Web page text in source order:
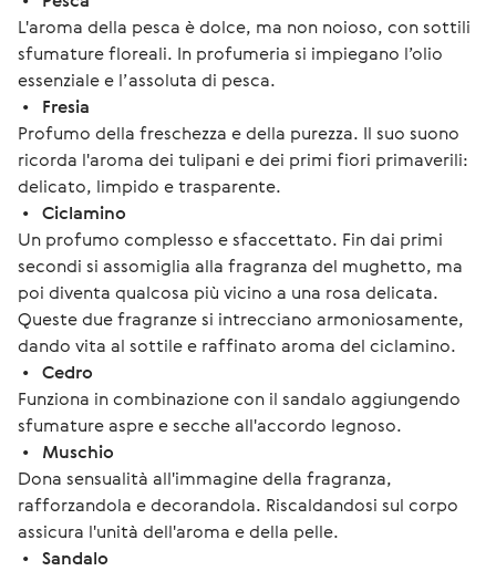
L'aroma della pesca è dolce, ma non noioso, con sottili
sfumature floreali. In profumeria si impiegano l’olio
essenziale e l’assoluta di pesca.
• Fresia
Profumo della freschezza e della purezza. Il suo suono
ricorda l'aroma dei tulipani e dei primi fiori primaverili:
delicato, limpido e trasparente.
• Ciclamino
Un profumo complesso e sfaccettato. Fin dai primi
secondi si assomiglia alla fragranza del mughetto, ma
poi diventa qualcosa più vicino a una rosa delicata.
Queste due fragranze si intrecciano armoniosamente,
dando vita al sottile e raffinato aroma del ciclamino.
• Cedro
Funziona in combinazione con il sandalo aggiungendo
sfumature aspre e secche all'accordo legnoso.
• Muschio
Dona sensualità all'immagine della fragranza,
rafforzandola e decorandola. Riscaldandosi sul corpo
assicura l'unità dell'aroma e della pelle.
• Sandalo